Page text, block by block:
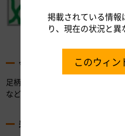
足柄SA
今後の展開
足柄SA（下り）に設置する水素
などを踏まえ、高速道路のSA・
岩谷産業（株）について
掲載されている情報
り、現在の状況と異
このウィン